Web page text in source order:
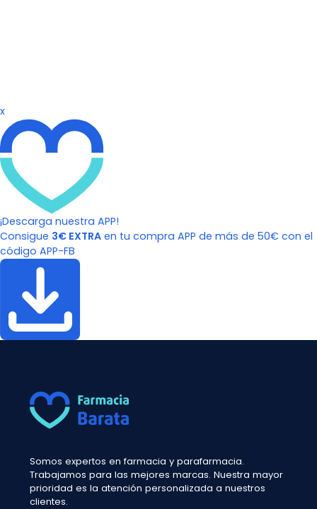
x
¡Descarga nuestra APP!
Consigue 3€ EXTRA en tu compra APP de más de 50€ con el
código APP-FB
Somos expertos en farmacia y parafarmacia.
Trabajamos para las mejores marcas. Nuestra mayor
prioridad es la atención personalizada a nuestros
clientes.